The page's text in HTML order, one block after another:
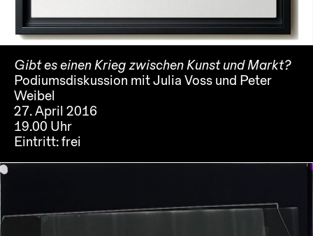
Gibt es einen Krieg zwischen Kunst und Markt?
Podiumsdiskussion mit Julia Voss und Peter
Weibel
27. April 2016
19.00 Uhr
Eintritt:frei